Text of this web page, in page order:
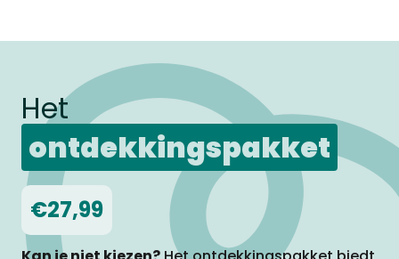
Het
ontdekkingspakket
€27,99